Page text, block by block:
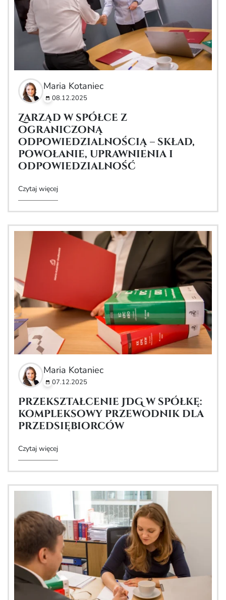
Maria Kotaniec
08.12.2025
Zarząd w spółce z
ograniczoną
odpowiedzialnością – skład,
powołanie, uprawnienia i
odpowiedzialność
Czytaj więcej
Maria Kotaniec
07.12.2025
Przekształcenie JDG w spółkę:
kompleksowy przewodnik dla
przedsiębiorców
Czytaj więcej